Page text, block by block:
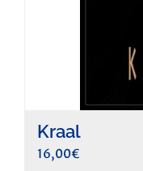
Kraal
16,00€